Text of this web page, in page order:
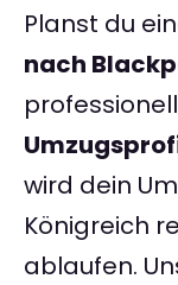
Planst du
nach
wird dein
Königreich
ablaufen.